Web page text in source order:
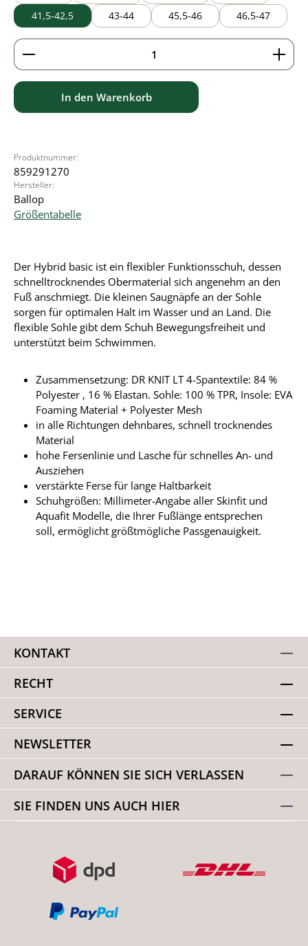
41,5-42,5
43-44 45,5-46 46,5-47
Produkt Anzahl: Gib den gewünschten Wert ein
In den Warenkorb
Produktnummer:
859291270
Hersteller:
Ballop
Größentabelle
Der Hybrid basic ist ein flexibler Funktionsschuh, dessen
schnelltrocknendes Obermaterial sich angenehm an den
Fuß anschmiegt. Die kleinen Saugnäpfe an der Sohle
sorgen für optimalen Halt im Wasser und an Land. Die
flexible Sohle gibt dem Schuh Bewegungsfreiheit und
unterstützt beim Schwimmen.
Zusammensetzung: DR KNIT LT 4-Spantextile: 84 %
Polyester , 16 % Elastan. Sohle: 100 % TPR, Insole: EVA
Foaming Material + Polyester Mesh
in alle Richtungen dehnbares, schnell trocknendes
Material
hohe Fersenlinie und Lasche für schnelles An- und
Ausziehen
verstärkte Ferse für lange Haltbarkeit
Schuhgrößen: Millimeter-Angabe aller Skinfit und
Aquafit Modelle, die Ihrer Fußlänge entsprechen
soll, ermöglicht größtmögliche Passgenauigkeit.
KONTAKT
RECHT
SERVICE
NEWSLETTER
DARAUF KÖNNEN SIE SICH VERLASSEN
SIE FINDEN UNS AUCH HIER